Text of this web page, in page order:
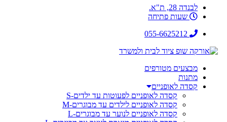
לבנדה 28, ת"א.
שעות פתיחה
055-6625212
מבצעים מטורפים
מתנות
קסדה לאופניים
קסדה לאופניים לפעוטות עד ילדים-S
קסדה לאופניים לילדים עד מבוגרים-M
קסדה לאופניים לנוער עד מבוגרים-L